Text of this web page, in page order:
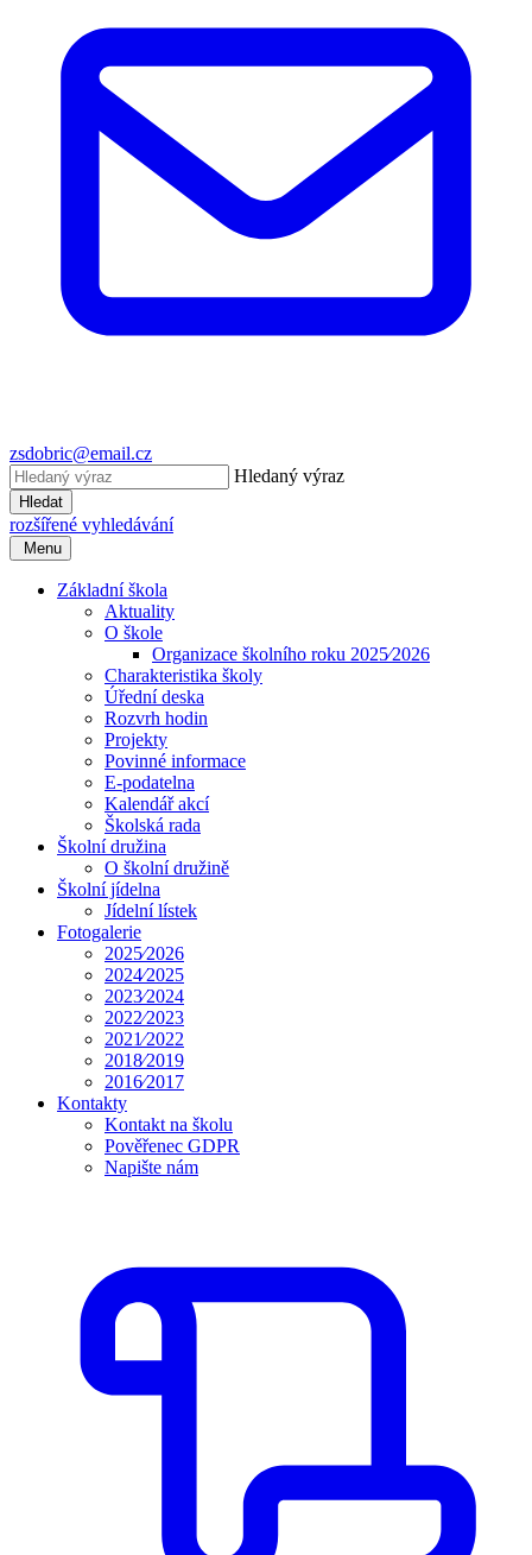
zsdobric@email.cz
Hledaný výraz
Hledat
rozšířené vyhledávání
Menu
Základní škola
Aktuality
O škole
Organizace školního roku 2025⁄2026
Charakteristika školy
Úřední deska
Rozvrh hodin
Projekty
Povinné informace
E-podatelna
Kalendář akcí
Školská rada
Školní družina
O školní družině
Školní jídelna
Jídelní lístek
Fotogalerie
2025⁄2026
2024⁄2025
2023⁄2024
2022⁄2023
2021⁄2022
2018⁄2019
2016⁄2017
Kontakty
Kontakt na školu
Pověřenec GDPR
Napište nám